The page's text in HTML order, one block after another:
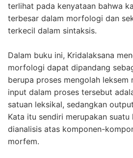
terlihat pada kenyataan bahwa
terbesar dalam morfologi dan
terkecil dalam sintaksis.
Dalam buku ini, Kridalaksana
morfologi dapat dipandang
berupa proses mengolah leksem
input dalam proses tersebut
satuan leksikal, sedangkan
Kata itu sendiri merupakan
dianalisis atas komponen-
morfem.